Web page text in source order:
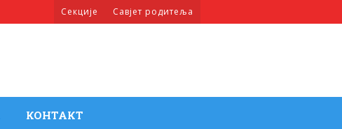
Секције Савјет родитеља
КОНТАКТ